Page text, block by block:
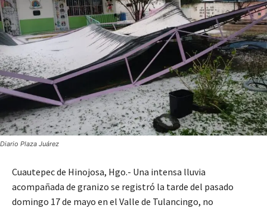
Diario Plaza Juárez
Cuautepec de Hinojosa, Hgo.- Una intensa lluvia
acompañada de granizo se registró la tarde del pasado
domingo 17 de mayo en el Valle de Tulancingo, no